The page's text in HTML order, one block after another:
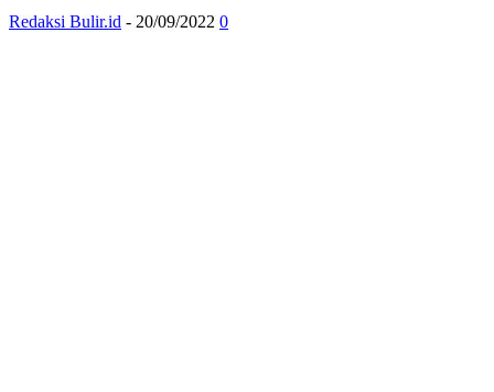
Redaksi Bulir.id - 20/09/2022 0